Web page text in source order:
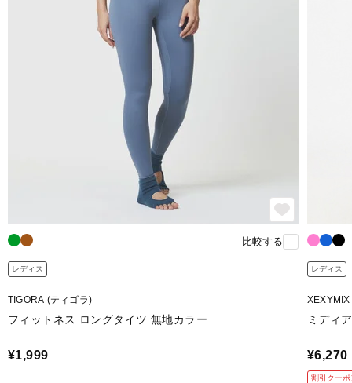
比較する
レディス
TIGORA (ティゴラ)
フィットネス ロングタイツ 無地カラー
¥1,999
レディス
ミディ
¥6,270
割引クーポ